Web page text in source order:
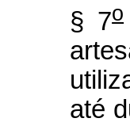
§ 7o
até